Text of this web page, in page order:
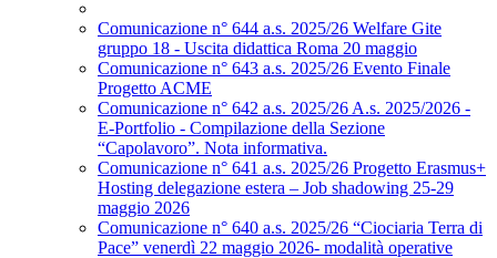
Comunicazione n° 644 a.s. 2025/26 Welfare Gite
gruppo 18 - Uscita didattica Roma 20 maggio
Comunicazione n° 643 a.s. 2025/26 Evento Finale
Progetto ACME
Comunicazione n° 642 a.s. 2025/26 A.s. 2025/2026 -
E-Portfolio - Compilazione della Sezione
“Capolavoro”. Nota informativa.
Comunicazione n° 641 a.s. 2025/26 Progetto Erasmus+
Hosting delegazione estera – Job shadowing 25-29
maggio 2026
Comunicazione n° 640 a.s. 2025/26 “Ciociaria Terra di
Pace” venerdì 22 maggio 2026- modalità operative